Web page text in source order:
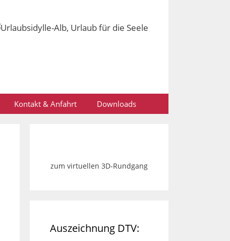
Kontakt & Anfahrt Downloads
zum virtuellen 3D-Rundgang
Auszeichnung DTV: